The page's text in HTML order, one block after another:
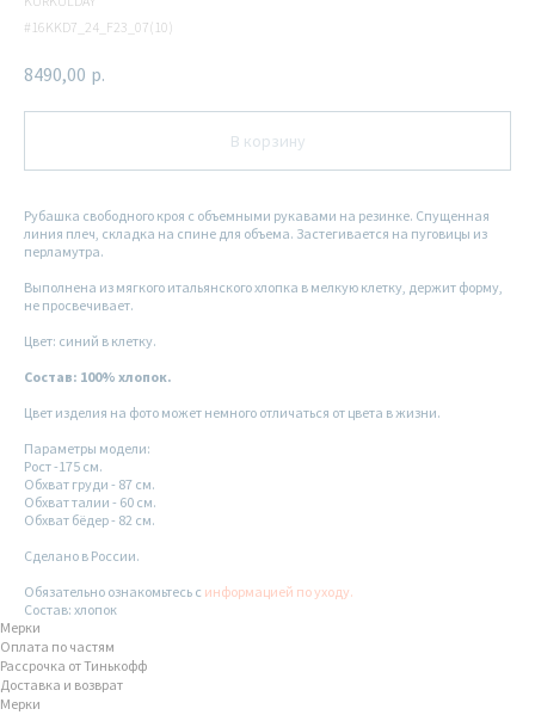
#16KKD7_24_F23_07(10)
8490,00 р.
В корзину
Рубашка свободного кроя с объемными рукавами на резинке. Спущенная
линия плеч, складка на спине для объема. Застегивается на пуговицы из
перламутра.
Выполнена из мягкого итальянского хлопка в мелкую клетку, держит форму,
не просвечивает.
Цвет: синий в клетку.
Состав: 100% хлопок.
Цвет изделия на фото может немного отличаться от цвета в жизни.
Параметры модели:
Рост -175 см.
Обхват груди - 87 см.
Обхват талии - 60 см.
Обхват бёдер - 82 см.
Сделано в России.
Обязательно ознакомьтесь с информацией по уходу.
Состав: хлопок
Мерки
Оплата по частям
Рассрочка от Тинькофф
Доставка и возврат
Мерки